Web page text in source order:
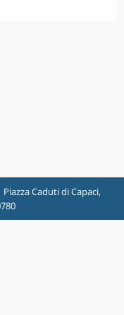
Caduti di Capaci,